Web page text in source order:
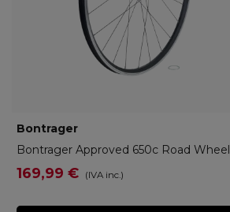
Bontrager
Bontrager Approved 650c Road Wheel
169,99 € (IVA inc.)